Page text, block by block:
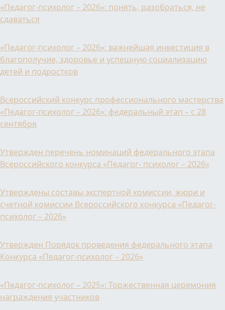
«Педагог-психолог – 2026»: понять, разобраться, не
сдаваться
«Педагог-психолог – 2026»: важнейшая инвестиция в
благополучие, здоровье и успешную социализацию
детей и подростков
Всероссийский конкурс профессионального мастерства
«Педагог-психолог – 2026»: федеральный этап – с 28
сентября
Утвержден перечень номинаций федерального этапа
Всероссийского конкурса «Педагог- психолог – 2026»
Утверждены составы экспертной комиссии, жюри и
счетной комиссии Всероссийского конкурса «Педагог-
психолог – 2026»
Утвержден Порядок проведения федерального этапа
Конкурса «Педагог-психолог – 2026»
«Педагог-психолог – 2025»: Торжественная церемония
награждения участников